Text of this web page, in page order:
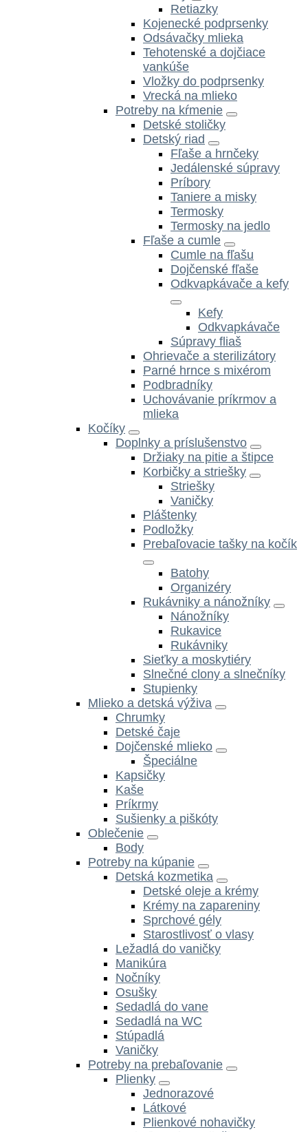
Retiazky
Kojenecké podprsenky
Odsávačky mlieka
Tehotenské a dojčiace
vankúše
Vložky do podprsenky
Vrecká na mlieko
Potreby na kŕmenie
Detské stoličky
Detský riad
Fľaše a hrnčeky
Jedálenské súpravy
Príbory
Taniere a misky
Termosky
Termosky na jedlo
Fľaše a cumle
Cumle na fľašu
Dojčenské fľaše
Odkvapkávače a kefy
Kefy
Odkvapkávače
Súpravy fliaš
Ohrievače a sterilizátory
Parné hrnce s mixérom
Podbradníky
Uchovávanie príkrmov a
mlieka
Kočíky
Doplnky a príslušenstvo
Držiaky na pitie a štipce
Korbičky a striešky
Striešky
Vaničky
Pláštenky
Podložky
Prebaľovacie tašky na kočík
Batohy
Organizéry
Rukávniky a nánožníky
Nánožníky
Rukavice
Rukávniky
Sieťky a moskytiéry
Slnečné clony a slnečníky
Stupienky
Mlieko a detská výživa
Chrumky
Detské čaje
Dojčenské mlieko
Špeciálne
Kapsičky
Kaše
Príkrmy
Sušienky a piškóty
Oblečenie
Body
Potreby na kúpanie
Detská kozmetika
Detské oleje a krémy
Krémy na zapareniny
Sprchové gély
Starostlivosť o vlasy
Ležadlá do vaničky
Manikúra
Nočníky
Osušky
Sedadlá do vane
Sedadlá na WC
Stúpadlá
Vaničky
Potreby na prebaľovanie
Plienky
Jednorazové
Látkové
Plienkové nohavičky